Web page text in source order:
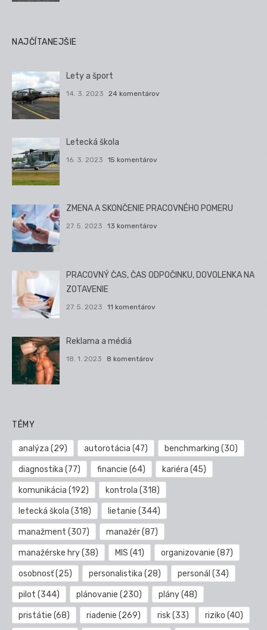
NAJČÍTANEJŠIE
Lety a šport
14. 3. 2023 24 komentárov
Letecká škola
16. 3. 2023 15 komentárov
ZMENA A SKONČENIE PRACOVNÉHO POMERU
27. 5. 2023 13 komentárov
PRACOVNÝ ČAS, ČAS ODPOČINKU, DOVOLENKA NA
ZOTAVENIE
27. 5. 2023 11 komentárov
Reklama a médiá
18. 1. 2023 8 komentárov
TÉMY
analýza (29) autorotácia (47) benchmarking (30)
diagnostika (77) financie (64) kariéra (45)
komunikácia (192) kontrola (318)
letecká škola (318) lietanie (344)
manažment (307) manažér(87)
manažérske hry(38) MIS (41) organizovanie (87)
osobnosť(25) personalistika (28) personál (34)
pilot (344) plánovanie (230) plány(48)
pristátie (68) riadenie (269) risk(33) riziko (40)